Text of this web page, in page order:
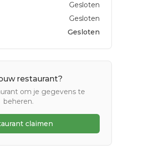
Gesloten
Gesloten
Gesloten
restaurant?
om je gegevens te
beheren.
claimen